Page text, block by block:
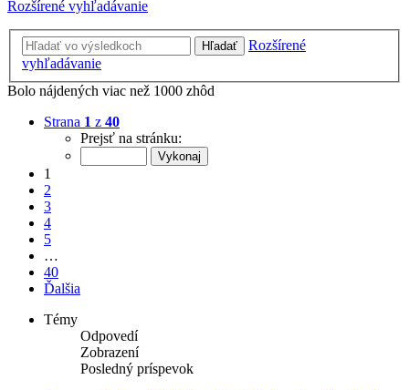
Rozšírené vyhľadávanie
Hľadať
Rozšírené
vyhľadávanie
Bolo nájdených viac než 1000 zhôd
Strana 1 z 40
Prejsť na stránku:
1
2
3
4
5
…
40
Ďalšia
Témy
Odpovedí
Zobrazení
Posledný príspevok